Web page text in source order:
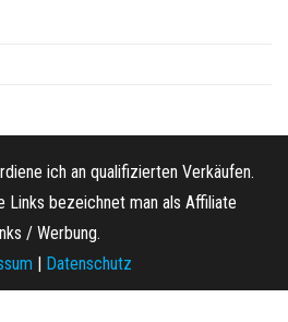
ich an qualifizierten Verkäufen.
Links bezeichnet man als Affiliate
/ Werbung.
Datenschutz